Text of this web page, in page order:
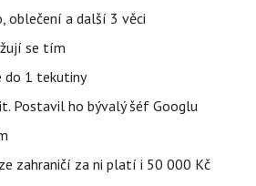
oblečení a další 3 věci
se tím
do 1 tekutiny
Postavil ho bývalý šéf Googlu
zahraničí za ni platí i 50 000 Kč